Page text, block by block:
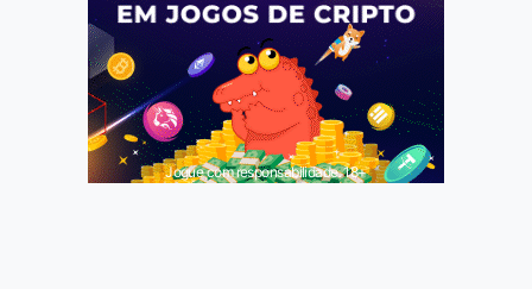
Jogue com responsabilidade. 18+